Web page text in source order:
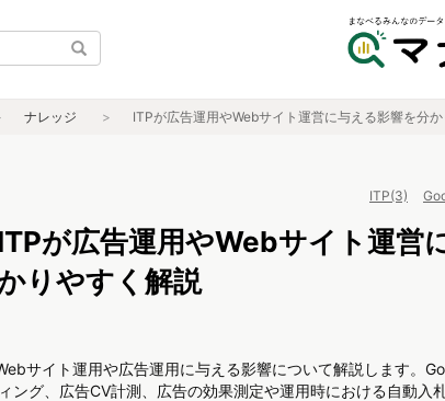
ナレッジ ITPが広告運用やWebサイト運営に与える影響を分
ITP(3)
が広告運用やWebサイト運営
りやすく解説
サイト運用や広告運用に与える影響について解説します。
ング、広告CV計測、広告の効果測定や運用時における自動入